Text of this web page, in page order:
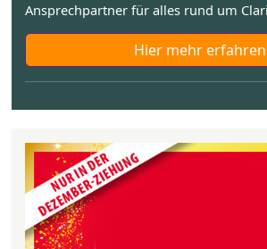
Ansprechpartner für alles rund um
Hier mehr erfahren